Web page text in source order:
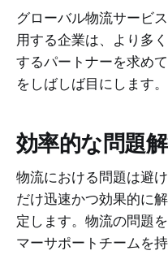
グローバル物流サービ
用する企業は、より多
するパートナーを求め
をしばしば目にします。
効率的な問題
物流における問題は避
だけ迅速かつ効果的に
定します。物流の問題
マーサポートチームを